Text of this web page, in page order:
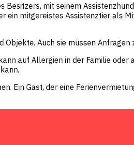
Besitzers, mit seinem
ein mitgereistes Assistenztier als
Auch sie müssen
auf Allergien in der Familie
Ein Gast, der eine